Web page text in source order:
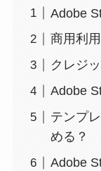
Adobe
商用利
クレジ
Adobe
テンプ
める？
Adobe